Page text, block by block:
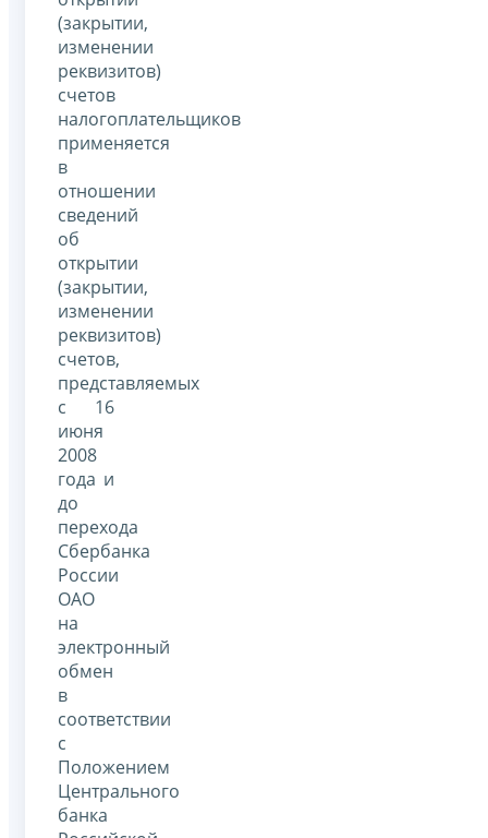
(закрытии,
изменении
реквизитов)
счетов
налогоплательщиков
применяется
в
отношении
сведений
об
открытии
(закрытии,
изменении
реквизитов)
счетов,
представляемых
с 16
июня
2008
года и
до
перехода
Сбербанка
России
ОАО
на
электронный
обмен
в
соответствии
с
Положением
Центрального
банка